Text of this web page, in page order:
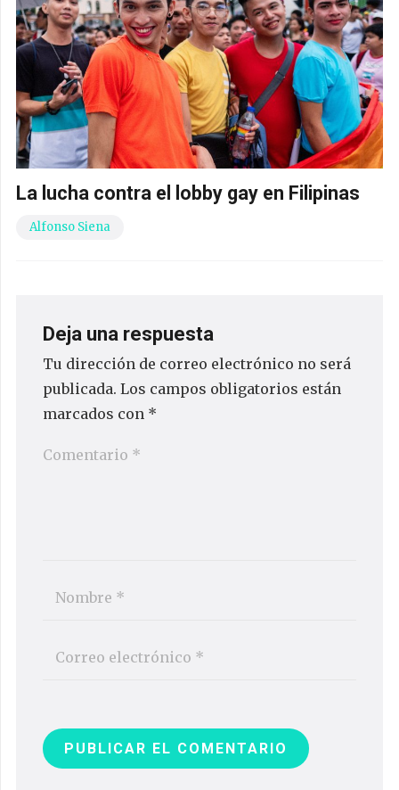
La lucha contra el lobby gay en Filipinas
Alfonso Siena
Deja una respuesta
Tu dirección de correo electrónico no será
publicada. Los campos obligatorios están
marcados con *
PUBLICAR EL COMENTARIO